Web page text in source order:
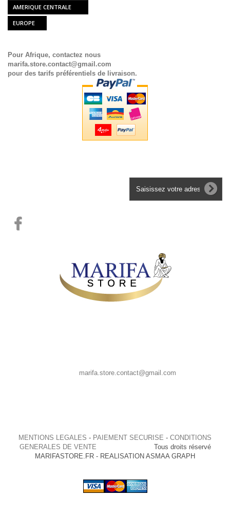
AMERIQUE CENTRALE
EUROPE
Pour Afrique, contactez nous
marifa.store.contact@gmail.com
pour des tarifs préférentiels de livraison.
marifa.store.contact@gmail.com
MENTIONS LEGALES - PAIEMENT SECURISE - CONDITIONS
GENERALES DE VENTE
Tous droits réservé
MARIFASTORE.FR - REALISATION ASMAA GRAPH